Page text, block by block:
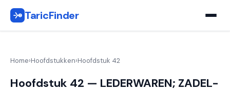
TaricFinder
Home›Hoofdstukken›Hoofdstuk 42
Hoofdstuk 42 — LEDERWAREN; ZADEL-